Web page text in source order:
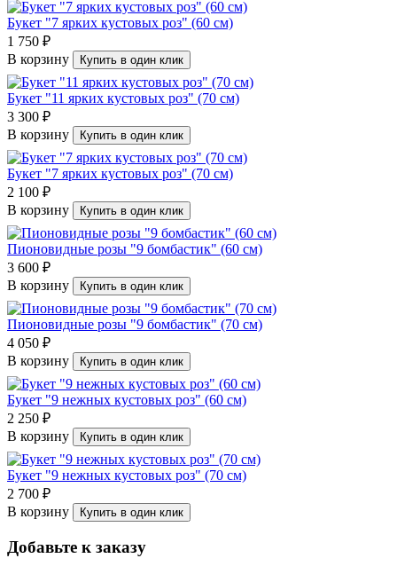
Букет "7 ярких кустовых роз" (60 см)
1 750 ₽
В корзину
Купить в один клик
Букет "11 ярких кустовых роз" (70 см)
3 300 ₽
В корзину
Купить в один клик
Букет "7 ярких кустовых роз" (70 см)
2 100 ₽
В корзину
Купить в один клик
Пионовидные розы "9 бомбастик" (60 см)
3 600 ₽
В корзину
Купить в один клик
Пионовидные розы "9 бомбастик" (70 см)
4 050 ₽
В корзину
Купить в один клик
Букет "9 нежных кустовых роз" (60 см)
2 250 ₽
В корзину
Купить в один клик
Букет "9 нежных кустовых роз" (70 см)
2 700 ₽
В корзину
Купить в один клик
Добавьте к заказу